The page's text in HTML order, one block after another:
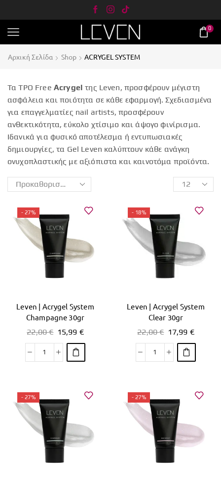
0
Αρχική Σελίδα Shop ACRYGEL SYSTEM
Τα TPO Free Acrygel της Leven, προσφέρουν μέγιστη
ασφάλεια και ποιότητα σε κάθε εφαρμογή. Σχεδιασμένα
για επαγγελματίες nail artists, προσφέρουν
ανθεκτικότητα, εύκολο χτίσιμο και άψογο φινίρισμα.
Ιδανικά για φυσικό αποτέλεσμα ή εντυπωσιακές
δημιουργίες, τα Gel Leven καλύπτουν κάθε ανάγκη
ονυχοπλαστικής με αξιόπιστα και καινοτόμα προϊόντα.
- 27%
Leven | Acrygel System
Champagne 30gr
22,00€ 15,99 €
- 18%
Leven | Acrygel System
Clear 30gr
22,00€ 17,99 €
- 27% - 27%